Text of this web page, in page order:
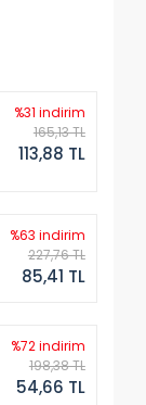
%31 indirim
165,13 TL
113,88 TL
%63 indirim
227,76 TL
85,41 TL
%72 indirim
198,38 TL
54,66 TL